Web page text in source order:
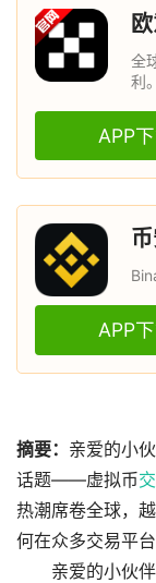
全
利。
APP
APP
摘要： 亲爱的小
话题——虚拟币
热潮席卷全球，
何在众多交易平
亲爱的小伙